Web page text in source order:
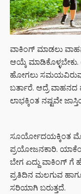
ವಾಕಿಂಗ್ ಮಾಡಲು
ಆಯ್ಕೆ ಮಾಡಿಕೊಳ್ಳಬೇಕು.
ಹೋಗಲು
ಬರ್ತಾರೆ. ಆದ್ರೆ ವಾಹನದ
ಲಾಭಕ್ಕಿಂತ ನಷ್ಟವೇ
ಸೂರ್ಯೋದಯಕ್ಕಿಂತ
ಪ್ರಯೋಜನಕಾರಿ.
ಬೇಗ ಏದ್ದು ವಾಕಿಂಗ್
ಪ್ರತಿದಿನ ಮಲಗುವ
ಸರಿಯಾಗಿ ಬರುತ್ತದೆ.